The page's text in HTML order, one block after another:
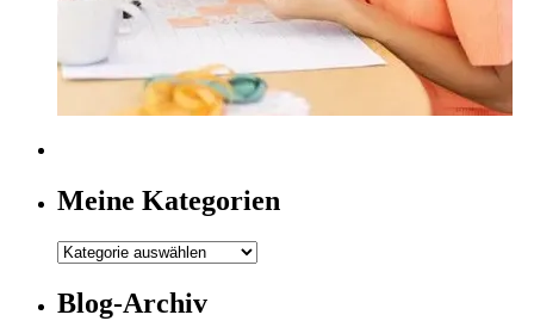
Meine Kategorien
Meine
Blog-Archiv